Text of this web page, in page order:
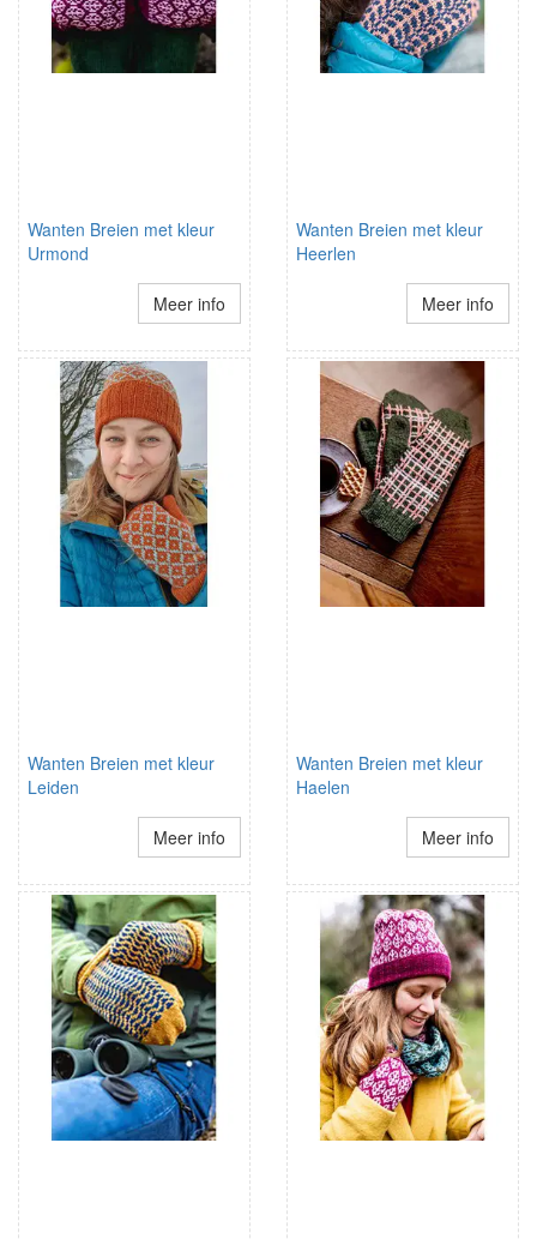
Wanten Breien met kleur
Urmond
Meer info
Wanten Breien met kleur
Heerlen
Meer info
Wanten Breien met kleur
Leiden
Meer info
Wanten Breien met kleur
Haelen
Meer info